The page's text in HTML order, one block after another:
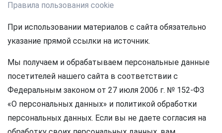
Правила пользования cookie
При использовании материалов с сайта обязательно
указание прямой ссылки на источник.
Мы получаем и обрабатываем персональные данные
посетителей нашего сайта в соответствии с
Федеральным законом от 27 июля 2006 г. № 152-ФЗ
«О персональных данных» и политикой обработки
персональных данных. Если вы не даете согласия на